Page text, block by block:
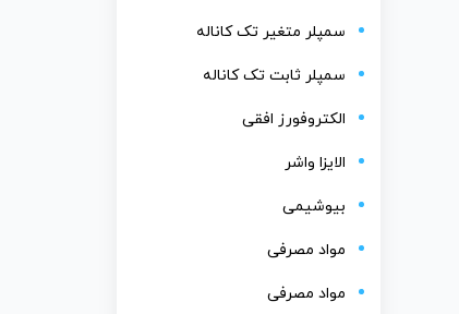
سمپلر متغیر تک کاناله
سمپلر ثابت تک کاناله
الکتروفورز افقی
الایزا واشر
بیوشیمی
مواد مصرفی
مواد مصرفی